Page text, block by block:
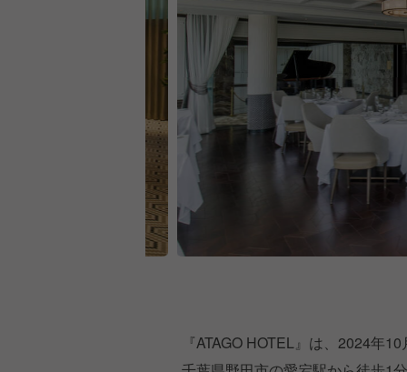
『ATAGO HOTEL』は、2024年